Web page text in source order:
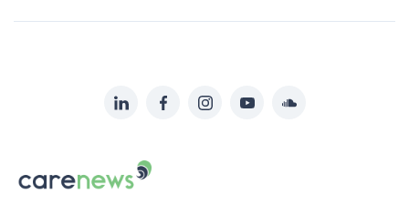
sur:
LinkedInFacebookInstagramYouTubeSoundcloud
Carenews,
Le